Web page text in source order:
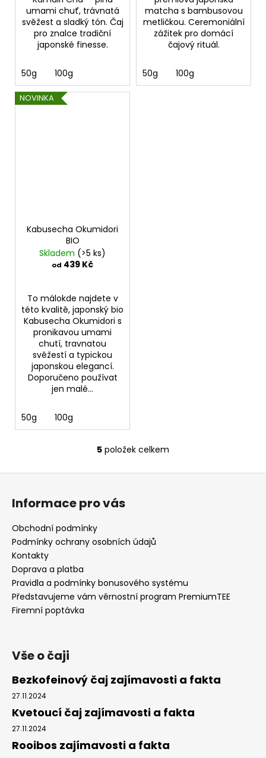
umami chuť, trávnatá
svěžest a sladký tón. Čaj
pro znalce tradiční
japonské finesse.
50g 100g
matcha s bambusovou
metličkou. Ceremoniální
zážitek pro domácí
čajový rituál.
50g 100g
NOVINKA
Kabusecha Okumidori
BIO
Skladem (>5 ks)
od 439 Kč
To málokde najdete v
této kvalitě, japonský bio
Kabusecha Okumidori s
pronikavou umami
chutí, travnatou
svěžestí a typickou
japonskou elegancí.
Doporučeno používat
jen malé...
50g 100g
O
v
c
í
v
k
s
5 položek celkem
Z
Informace pro vás
Obchodní podmínky
Podmínky ochrany osobních údajů
Kontakty
Doprava a platba
Pravidla a podmínky bonusového systému
Představujeme vám věrnostní program PremiumTEE
Firemní poptávka
Vše o čaji
Bezkofeinový čaj zajímavosti a fakta
27.11.2024
Kvetoucí čaj zajímavosti a fakta
27.11.2024
Rooibos zajímavosti a fakta